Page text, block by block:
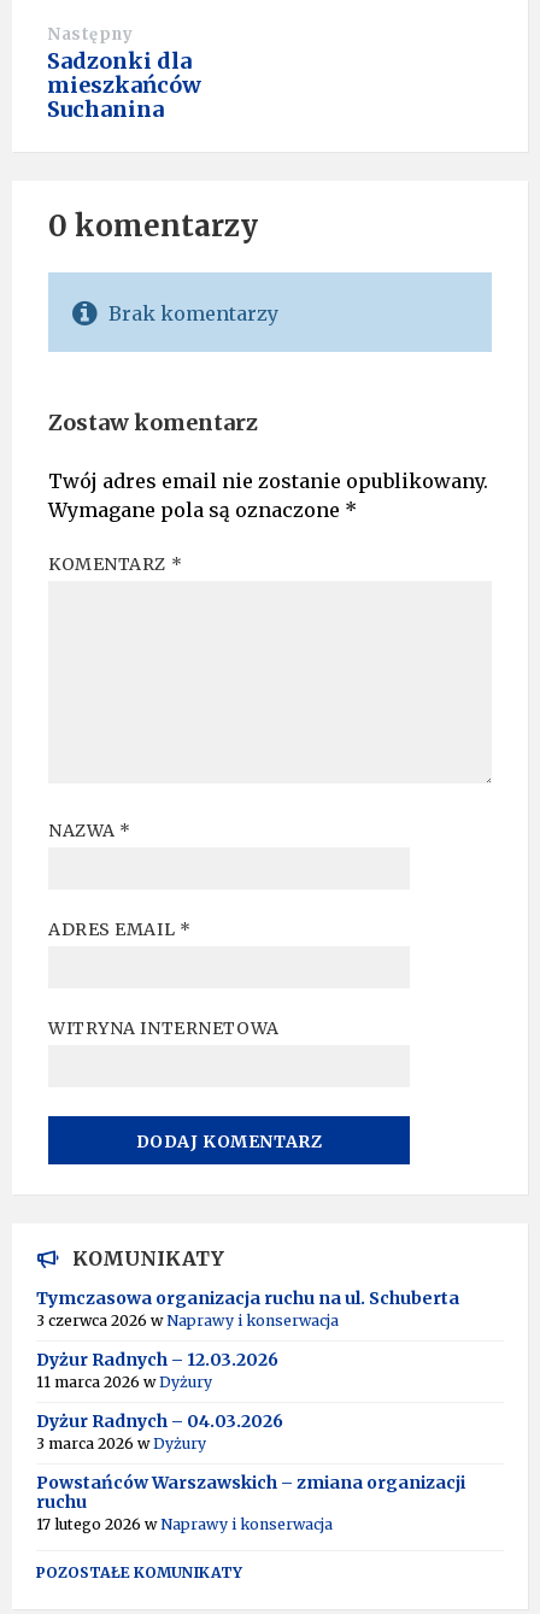
Następny
Sadzonki dla
mieszkańców
Suchanina
0 komentarzy
Brak komentarzy
Zostaw komentarz
Twój adres email nie zostanie opublikowany.
Wymagane pola są oznaczone *
KOMENTARZ *
NAZWA *
ADRES EMAIL *
WITRYNA INTERNETOWA
T
E
R
N
T
I
E
:
KOMUNIKATY
Tymczasowa organizacja ruchu na ul. Schuberta
3 czerwca 2026 wNaprawy i konserwacja
Dyżur Radnych – 12.03.2026
11 marca 2026 wDyżury
Dyżur Radnych – 04.03.2026
3 marca 2026 wDyżury
Powstańców Warszawskich – zmiana organizacji
ruchu
17 lutego 2026 wNaprawy i konserwacja
POZOSTAŁE KOMUNIKATY